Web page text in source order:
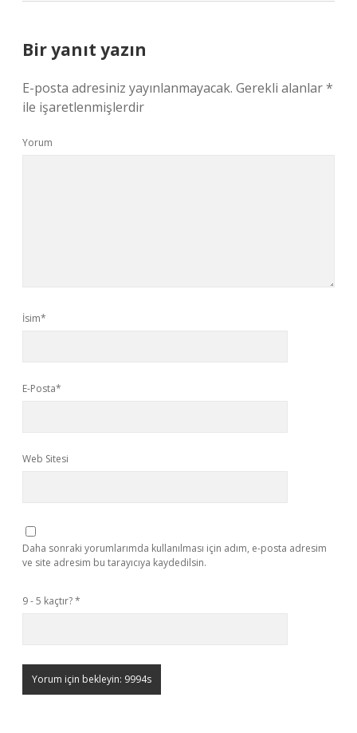
Bir yanıt yazın
E-posta adresiniz yayınlanmayacak. Gerekli alanlar*
ile işaretlenmişlerdir
Yorum
İsim*
E-Posta*
Web Sitesi
Daha sonraki yorumlarımda kullanılması için adım, e-posta adresim
ve site adresim bu tarayıcıya kaydedilsin.
9 - 5 kaçtır?*